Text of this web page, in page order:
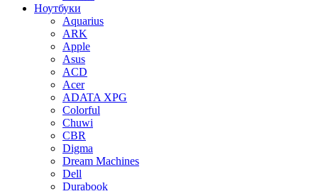
Ноутбуки
Aquarius
ARK
Apple
Asus
ACD
Acer
ADATA XPG
Colorful
Chuwi
CBR
Digma
Dream Machines
Dell
Durabook